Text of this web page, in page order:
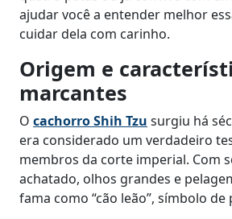
ajudar você a entender melhor
cuidar dela com carinho.
Origem e
marcantes
O cachorro Shih Tzu surgiu há
era considerado um verdadeiro
membros da corte imperial. Com
achatado, olhos grandes e
fama como “cão leão”, símbolo